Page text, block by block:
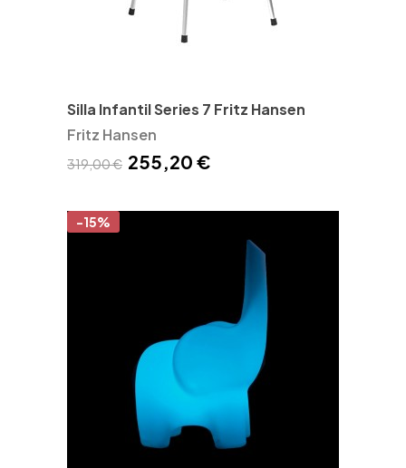
Silla Infantil Series 7 Fritz Hansen
Fritz Hansen
319,00 € 255,20 €
-15%